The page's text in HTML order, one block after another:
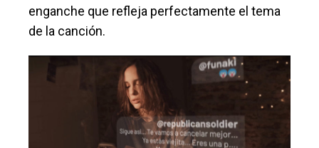
enganche que refleja perfectamente el tema
de la canción.